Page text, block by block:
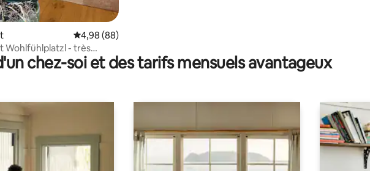
Évaluation moyenne sur la base de 88 commentaires : 4,98 sur 5
4,98 (88)
Wohlfühlplatzl - très
calmechez-soi et des tarifs mensuels avantageux